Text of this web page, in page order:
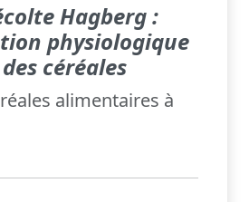
Hagberg :
physiologique
céréales
alimentaires à